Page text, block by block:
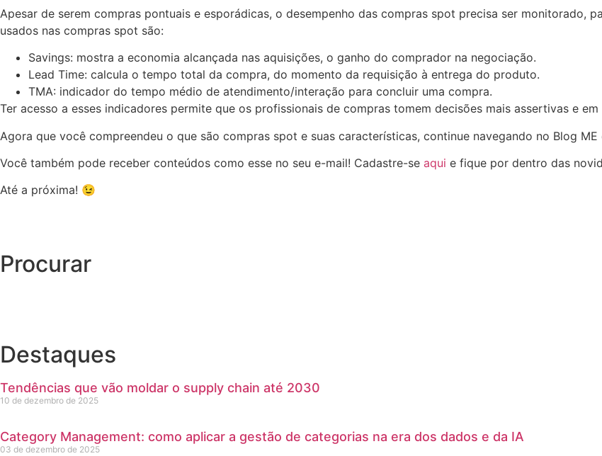
Apesar de serem compras pontuais e esporádicas, o desempenho das compras spot precisa ser monitorado,
usados nas compras spot são:
Savings: mostra a economia alcançada nas aquisições, o ganho do comprador na negociação.
Lead Time: calcula o tempo total da compra, do momento da requisição à entrega do produto.
TMA: indicador do tempo médio de atendimento/interação para concluir uma compra.
Ter acesso a esses indicadores permite que os profissionais de compras tomem decisões mais assertivas e
Agora que você compreendeu o que são compras spot e suas características, continue navegando no Blog
Você também pode receber conteúdos como esse no seu e-mail! Cadastre-se aqui e fique por dentro das
Até a próxima! 😉
Procurar
Destaques
Tendências que vão moldar o supply chain até 2030
10 de dezembro de 2025
Category Management: como aplicar a gestão de categorias na era dos dados e da IA
03 de dezembro de 2025